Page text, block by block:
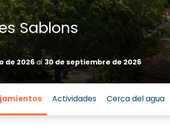
Sablons
de 2026al 30 de septiembre de 2026
Actividades Cerca del agua